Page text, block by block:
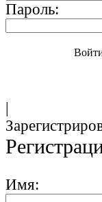
Пароль:
|
Имя: